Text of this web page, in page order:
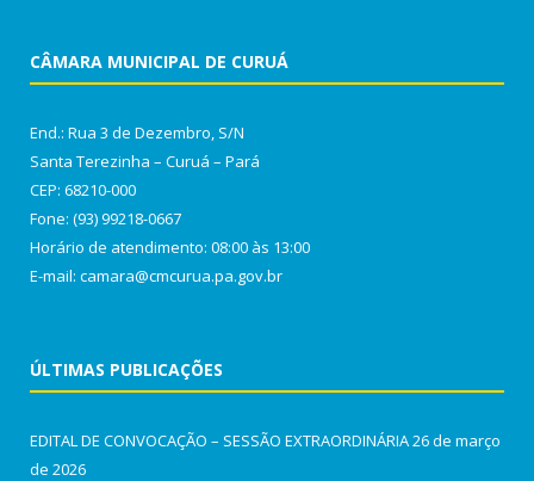
CÂMARA MUNICIPAL DE CURUÁ
End.: Rua 3 de Dezembro, S/N
Santa Terezinha – Curuá – Pará
CEP: 68210-000
Fone: (93) 99218-0667
Horário de atendimento: 08:00 às 13:00
E-mail: camara@cmcurua.pa.gov.br
ÚLTIMAS PUBLICAÇÕES
EDITAL DE CONVOCAÇÃO – SESSÃO EXTRAORDINÁRIA26 de março
de 2026